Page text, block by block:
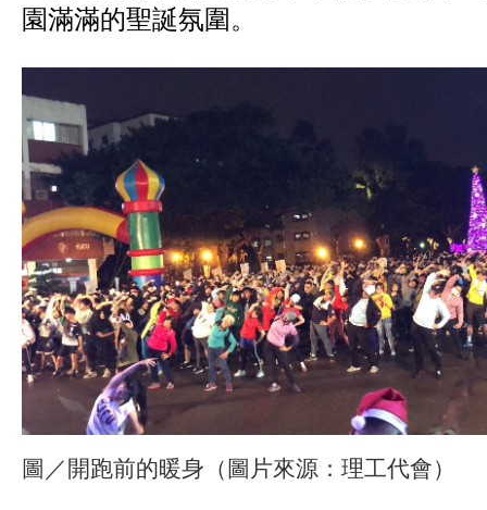
園滿滿的聖誕氛圍。
圖／開跑前的暖身（圖片來源：理工代會）